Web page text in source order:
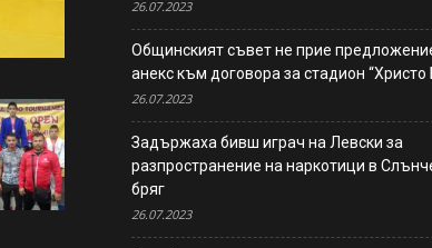
26.07.2023
Общинският съвет не прие
анекс към договора за стадион “Христо
26.07.2023
Задържаха бивш играч на Левски за
разпространение на наркотици в
бряг
26.07.2023